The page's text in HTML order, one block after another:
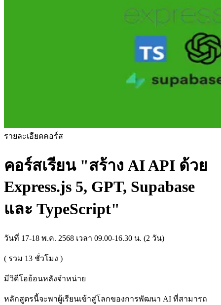
รายละเอียดคอร์ส
คอร์สเรียน "สร้าง AI API ด้วย
Express.js 5, GPT, Supabase
และ TypeScript"
วันที่ 17-18 พ.ค. 2568 เวลา 09.00-16.30 น. (2 วัน)
( รวม 13 ชั่วโมง )
มีวิดีโอย้อนหลังจำหน่าย
หลักสูตรนี้จะพาผู้เรียนเข้าสู่โลกของการพัฒนา AI ที่สามารถ